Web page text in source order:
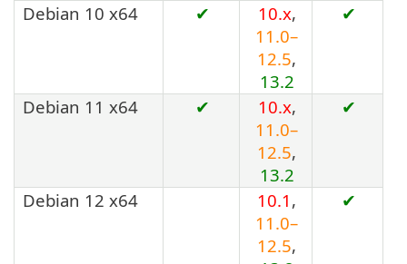
Debian 10 x64 ✔ 10.x,
11.0–
12.5,
13.2
✔
Debian 11 x64 ✔ 10.x,
11.0–
12.5,
13.2
✔
Debian 12 x64 10.1 ,
11.0–
12.5,
✔